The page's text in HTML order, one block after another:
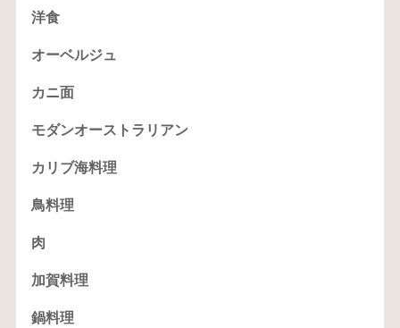
洋食
オーベルジュ
カニ面
モダンオーストラリアン
カリブ海料理
鳥料理
肉
加賀料理
鍋料理